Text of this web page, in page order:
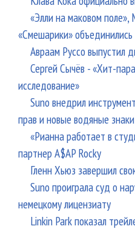
«Элли на маковом
«Смешарики» объединились
Авраам Руссо выпустил
Сергей Сычёв - «Хит-
исследование»
Suno внедрил
прав и новые водяные знаки
«Рианна работает в
партнер A$AP Rocky
Гленн Хьюз завершил
Suno проиграла суд о
немецкому лицензиату
Linkin Park показал